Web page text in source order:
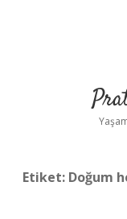
Etiket: Doğum